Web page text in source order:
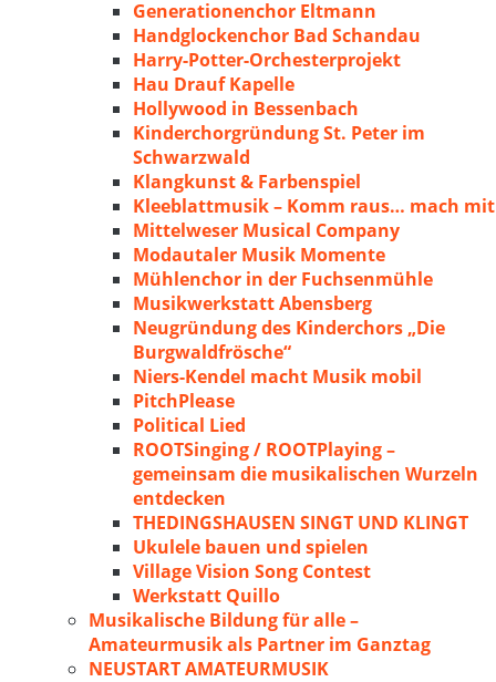
Generationenchor Eltmann
Handglockenchor Bad Schandau
Harry-Potter-Orchesterprojekt
Hau Drauf Kapelle
Hollywood in Bessenbach
Kinderchorgründung St. Peter im
Schwarzwald
Klangkunst & Farbenspiel
Kleeblattmusik – Komm raus… mach mit
Mittelweser Musical Company
Modautaler Musik Momente
Mühlenchor in der Fuchsenmühle
Musikwerkstatt Abensberg
Neugründung des Kinderchors „Die
Burgwaldfrösche“
Niers-Kendel macht Musik mobil
PitchPlease
Political Lied
ROOTSinging / ROOTPlaying –
gemeinsam die musikalischen Wurzeln
entdecken
THEDINGSHAUSEN SINGT UND KLINGT
Ukulele bauen und spielen
Village Vision Song Contest
Werkstatt Quillo
Musikalische Bildung für alle –
Amateurmusik als Partner im Ganztag
NEUSTART AMATEURMUSIK